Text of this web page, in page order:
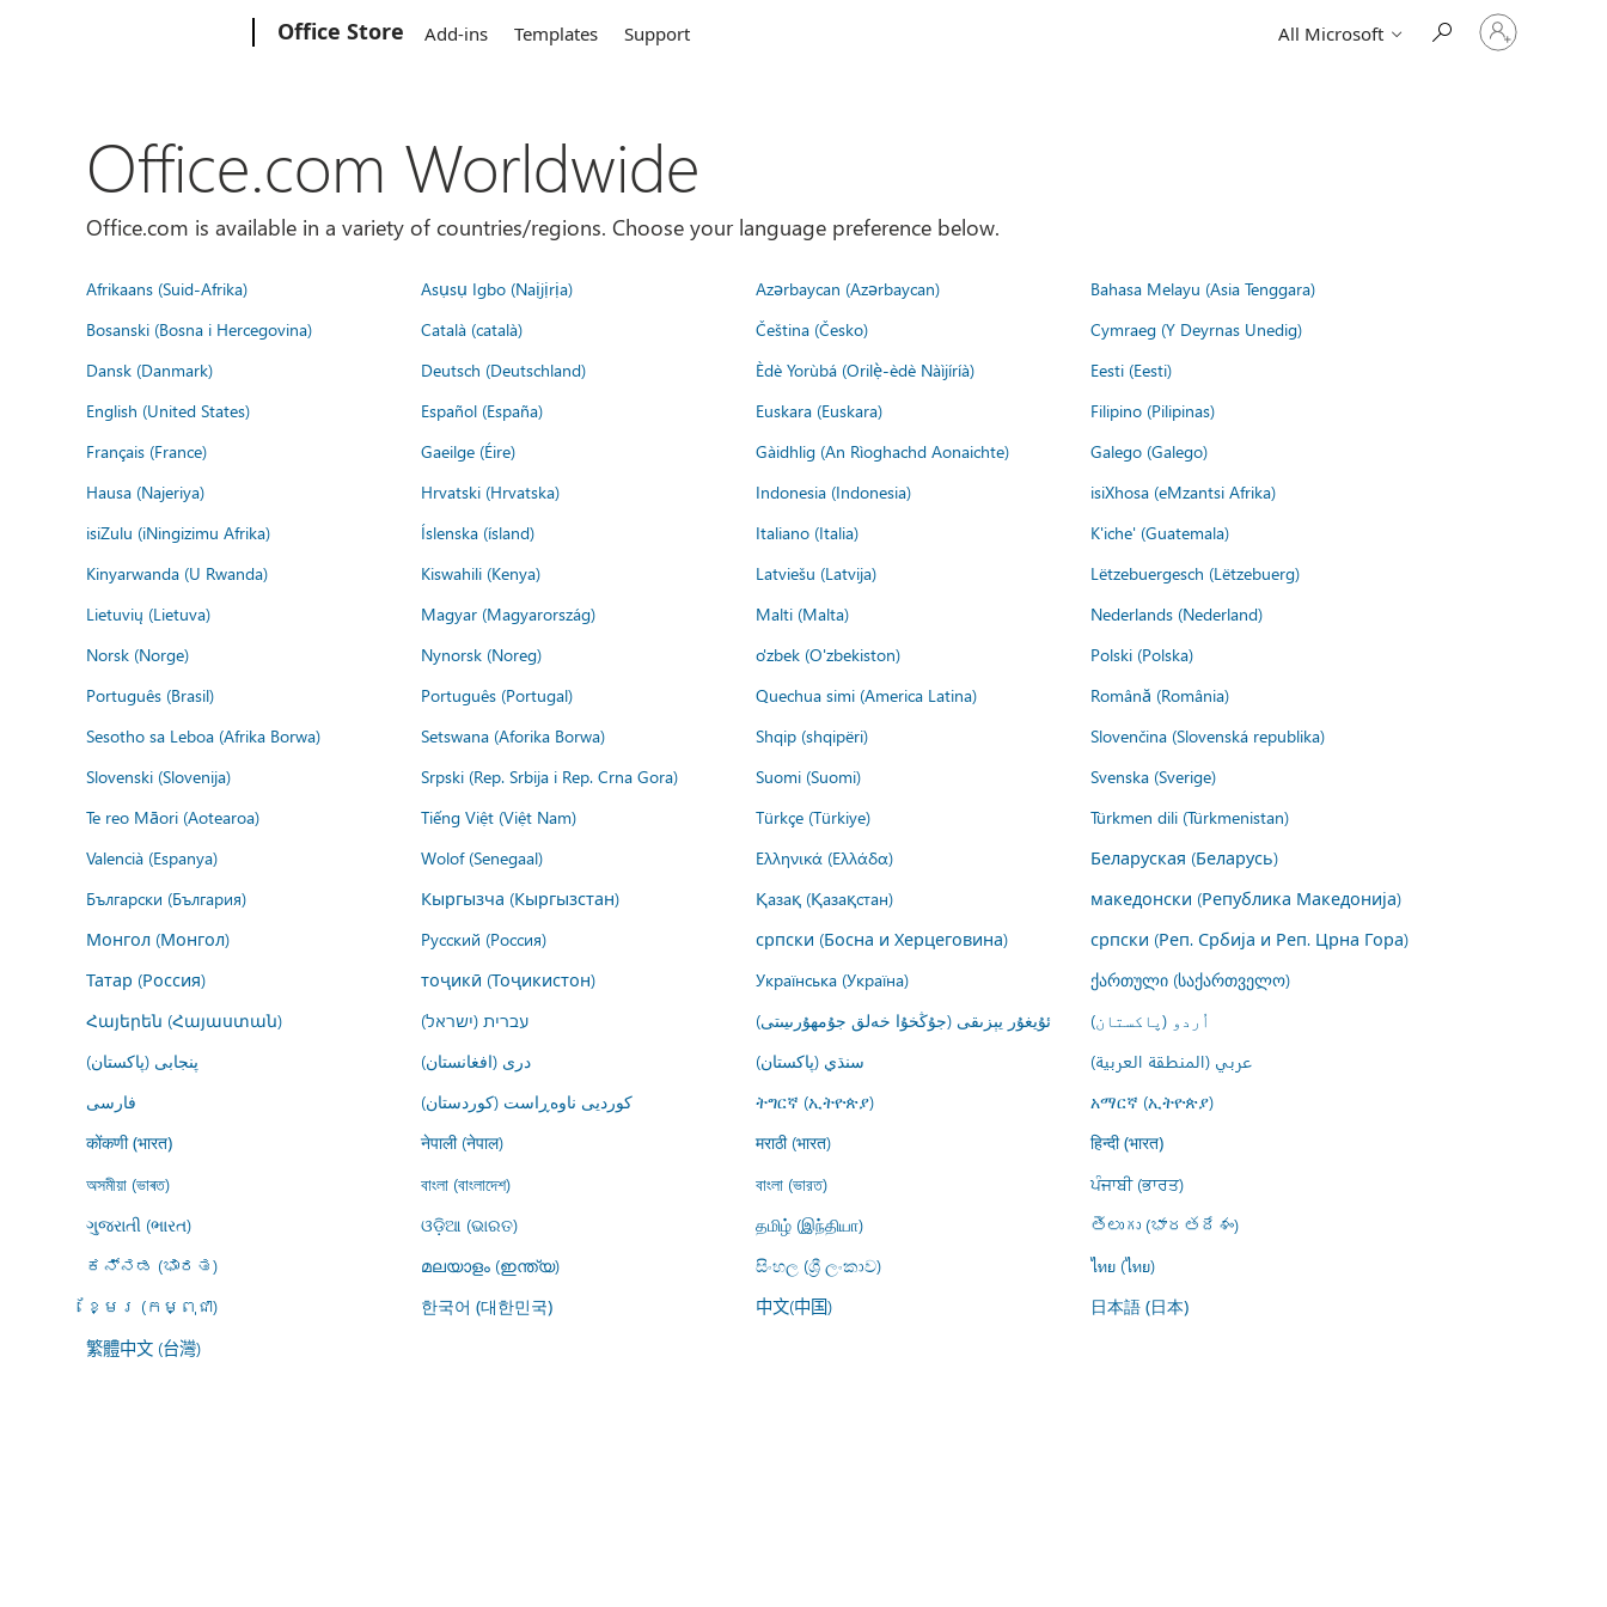
Office Store Add-ins Templates Support All Microsoft
Sign
in
Office.com Worldwide
Office.com is available in a variety of countries/regions. Choose your language preference below.
Afrikaans (Suid-Afrika) Asụsụ Igbo (Naịjịrịa) Azərbaycan (Azərbaycan)
Bahasa Melayu (Asia Tenggara)
Bosanski (Bosna i Hercegovina)
Català (català) Čeština (Česko)
Cymraeg (Y Deyrnas Unedig)
Dansk (Danmark)
Deutsch (Deutschland) Èdè Yorùbá (Orilẹ̀-èdè Nàìjíríà)
Eesti (Eesti)
English (United States)
Español (España) Euskara (Euskara)
Filipino (Pilipinas)
Français (France)
Gaeilge (Éire) Gàidhlig (An Rìoghachd Aonaichte)
Galego (Galego)
Hausa (Najeriya)
Hrvatski (Hrvatska) Indonesia (Indonesia)
isiXhosa (eMzantsi Afrika)
isiZulu (iNingizimu Afrika)
Íslenska (ísland) Italiano (Italia)
K'iche' (Guatemala)
Kinyarwanda (U Rwanda)
Kiswahili (Kenya) Latviešu (Latvija)
Lëtzebuergesch (Lëtzebuerg)
Lietuvių (Lietuva)
Magyar (Magyarország) Malti (Malta)
Nederlands (Nederland)
Norsk (Norge)
Nynorsk (Noreg) o'zbek (O'zbekiston)
Polski (Polska)
Português (Brasil)
Português (Portugal) Quechua simi (America Latina)
Română (România)
Sesotho sa Leboa (Afrika Borwa)
Setswana (Aforika Borwa) Shqip (shqipëri)
Slovenčina (Slovenská republika)
Slovenski (Slovenija)
Srpski (Rep. Srbija i Rep. Crna Gora) Suomi (Suomi)
Svenska (Sverige)
Te reo Māori (Aotearoa)
Tiếng Việt (Việt Nam) Türkçe (Türkiye)
Türkmen dili (Türkmenistan)
Valencià (Espanya)
Wolof (Senegaal) Ελληνικά (Ελλάδα)
Беларуская (Беларусь)
Български (България)
Кыргызча (Кыргызстан) Қазақ (Қазақстан)
македонски (Република Македонија)
Монгол (Монгол)
Русский (Россия) српски (Босна и Херцеговина)
српски (Реп. Србија и Реп. Црна Гора)
Татар (Россия)
тоҷикӣ (Тоҷикистон) Українська (Україна)
ქართული (საქართველო)
Հայերեն (Հայաստան)
עברית (ישראל) ئۇيغۇر يېزىقى (جۇڭخۇا خەلق جۇمھۇرىيىتى)
اُردو (پاکستان)
پنجابی (پاکستان)
درى (افغانستان) سنڌي (پاکستان)
عربي (المنطقة العربية)
فارسى
کوردیی ناوەڕاست (کوردستان) ትግርኛ (ኢትዮጵያ) አማርኛ (ኢትዮጵያ)
कोंकणी (भारत) नेपाली (नेपाल) मराठी (भारत) हिन्दी (भारत)
অসমীয়া (ভাৰত) বাংলা (বাংলাদেশ) বাংলা (ভারত)
ਪੰਜਾਬੀ (ਭਾਰਤ)
ગુજરાતી (ભારત)
ଓଡ଼ିଆ (ଭାରତ) தமிழ் (இந்தியா)
తెలుగు (భారతదేశం)
ಕನ್ನಡ (ಭಾರತ)
മലയാളം (ഇന്ത്യ) සිංහල (ශ්‍රී ලංකාව)
ไทย (ไทย)
ខ្មែរ (កម្ពុជា)
한국어 (대한민국) 中文(中国) 日本語 (日本)
繁體中文 (台灣)